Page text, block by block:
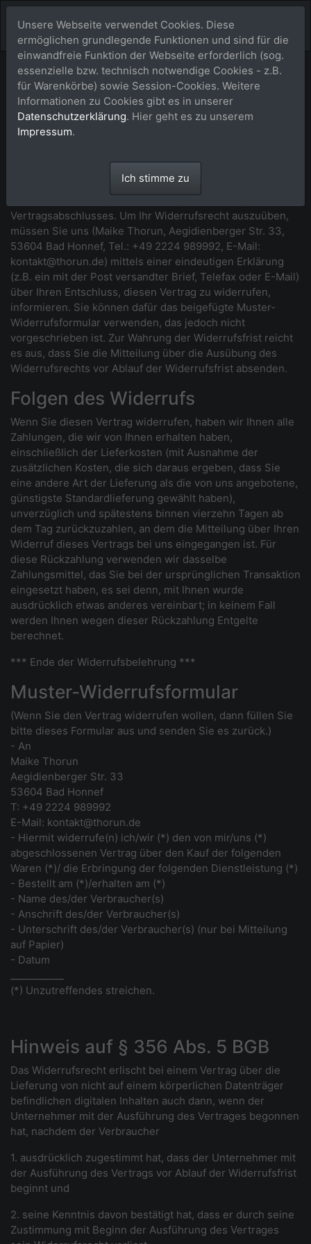
Widerrufsbelehrung
*** Beginn der Widerrufsbelehrung ***
von Gründen diesen Vertrag zu widerrufen. Die
Vertragsabschlusses. Um Ihr Widerrufsrecht auszuüben,
müssen Sie uns (Maike Thorun, Aegidienberger Str. 33,
53604 Bad Honnef, Tel.: +49 2224 989992, E-Mail:
kontakt@thorun.de) mittels einer eindeutigen Erklärung
(z.B. ein mit der Post versandter Brief, Telefax oder E-Mail)
über Ihren Entschluss, diesen Vertrag zu widerrufen,
informieren. Sie können dafür das beigefügte Muster-
Widerrufsformular verwenden, das jedoch nicht
vorgeschrieben ist. Zur Wahrung der Widerrufsfrist reicht
es aus, dass Sie die Mitteilung über die Ausübung des
Widerrufsrechts vor Ablauf der Widerrufsfrist absenden.
Folgen des Widerrufs
Wenn Sie diesen Vertrag widerrufen, haben wir Ihnen alle
Zahlungen, die wir von Ihnen erhalten haben,
einschließlich der Lieferkosten (mit Ausnahme der
zusätzlichen Kosten, die sich daraus ergeben, dass Sie
eine andere Art der Lieferung als die von uns angebotene,
günstigste Standardlieferung gewählt haben),
unverzüglich und spätestens binnen vierzehn Tagen ab
dem Tag zurückzuzahlen, an dem die Mitteilung über Ihren
Widerruf dieses Vertrags bei uns eingegangen ist. Für
diese Rückzahlung verwenden wir dasselbe
Zahlungsmittel, das Sie bei der ursprünglichen Transaktion
eingesetzt haben, es sei denn, mit Ihnen wurde
ausdrücklich etwas anderes vereinbart; in keinem Fall
werden Ihnen wegen dieser Rückzahlung Entgelte
berechnet.
*** Ende der Widerrufsbelehrung ***
Muster-Widerrufsformular
(Wenn Sie den Vertrag widerrufen wollen, dann füllen Sie
bitte dieses Formular aus und senden Sie es zurück.)
- An
Maike Thorun
Aegidienberger Str. 33
53604 Bad Honnef
T: +49 2224 989992
E-Mail: kontakt@thorun.de
- Hiermit widerrufe(n) ich/wir (*) den von mir/uns (*)
abgeschlossenen Vertrag über den Kauf der folgenden
Waren (*)/ die Erbringung der folgenden Dienstleistung (*)
- Bestellt am (*)/erhalten am (*)
- Name des/der Verbraucher(s)
- Anschrift des/der Verbraucher(s)
- Unterschrift des/der Verbraucher(s) (nur bei Mitteilung
auf Papier)
- Datum
(*) Unzutreffendes streichen.
Hinweis auf § 356 Abs. 5 BGB
Das Widerrufsrecht erlischt bei einem Vertrag über die
Lieferung von nicht auf einem körperlichen Datenträger
befindlichen digitalen Inhalten auch dann, wenn der
Unternehmer mit der Ausführung des Vertrages begonnen
hat, nachdem der Verbraucher
1. ausdrücklich zugestimmt hat, dass der Unternehmer mit
der Ausführung des Vertrags vor Ablauf der Widerrufsfrist
beginnt und
2. seine Kenntnis davon bestätigt hat, dass er durch seine
Zustimmung mit Beginn der Ausführung des Vertrages
Unsere Webseite verwendet Cookies. Diese
ermöglichen grundlegende Funktionen und sind für die
einwandfreie Funktion der Webseite erforderlich (sog.
essenzielle bzw. technisch notwendige Cookies - z.B.
für Warenkörbe) sowie Session-Cookies. Weitere
Informationen zu Cookies gibt es in unserer
Datenschutzerklärung. Hier geht es zu unserem
Impressum.
Ich stimme zu